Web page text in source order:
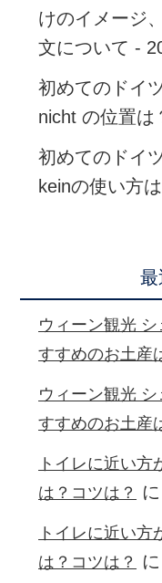
けのイメージ
文について -
初めてのドイ
nicht の位置は
初めてのドイ
keinの使い方は
最
ウィーン観光
すすめのお土産
ウィーン観光
すすめのお土産
トイレに近い方
は？コツは？
トイレに近い方
は？コツは？